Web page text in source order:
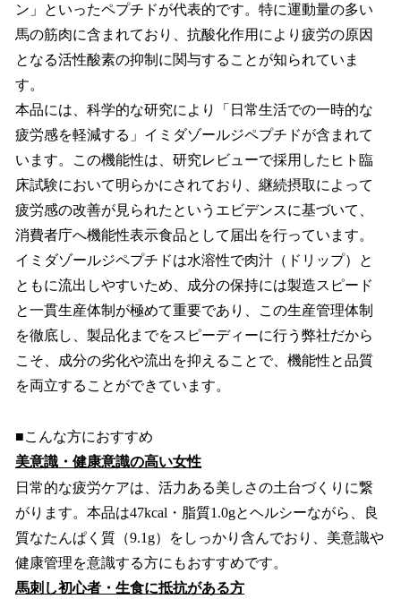
ン」といったペプチドが代表的です。特に運動量の多い
馬の筋肉に含まれており、抗酸化作用により疲労の原因
となる活性酸素の抑制に関与することが知られていま
す。
本品には、科学的な研究により「日常生活での一時的な
疲労感を軽減する」イミダゾールジペプチドが含まれて
います。この機能性は、研究レビューで採用したヒト臨
床試験において明らかにされており、継続摂取によって
疲労感の改善が見られたというエビデンスに基づいて、
消費者庁へ機能性表示食品として届出を行っています。
イミダゾールジペプチドは水溶性で肉汁（ドリップ）と
ともに流出しやすいため、成分の保持には製造スピード
と一貫生産体制が極めて重要であり、この生産管理体制
を徹底し、製品化までをスピーディーに行う弊社だから
こそ、成分の劣化や流出を抑えることで、機能性と品質
を両立することができています。
■こんな方におすすめ
美意識・健康意識の高い女性
日常的な疲労ケアは、活力ある美しさの土台づくりに繋
がります。本品は47kcal・脂質1.0gとヘルシーながら、良
質なたんぱく質（9.1g）をしっかり含んでおり、美意識や
健康管理を意識する方にもおすすめです。
馬刺し初心者・生食に抵抗がある方